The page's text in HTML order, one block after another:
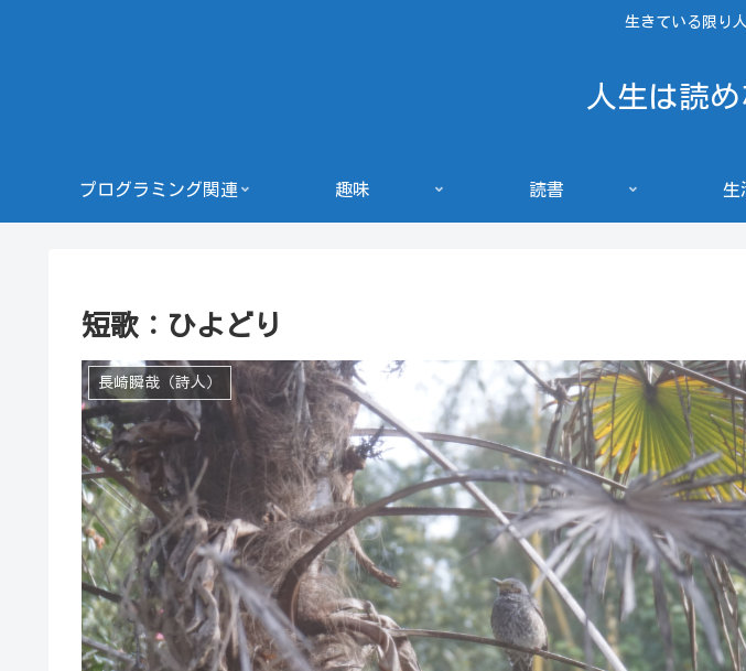
生きている限り
人生は読
プログラミング関連 趣味 読書 生
短歌：ひよどり
長崎瞬哉（詩人）